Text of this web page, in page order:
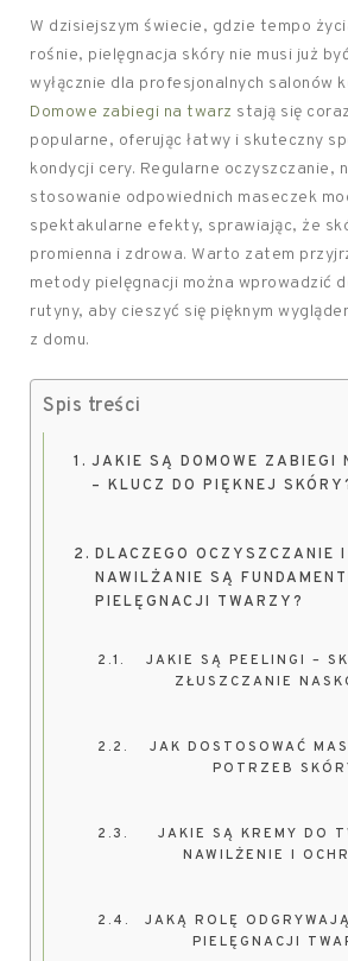
W dzisiejszym świecie, gdzie tempo
rośnie, pielęgnacja skóry nie musi już
wyłącznie dla profesjonalnych salonów
Domowe zabiegi na twarz stają się
popularne, oferując łatwy i skuteczny
kondycji cery. Regularne oczyszczanie,
stosowanie odpowiednich maseczek
spektakularne efekty, sprawiając, że
promienna i zdrowa. Warto zatem
metody pielęgnacji można wprowadzić
rutyny, aby cieszyć się pięknym
z domu.
Spis treści
JAKIE SĄ DOMOWE ZABIEGI
– KLUCZ DO PIĘKNEJ
DLACZEGO OCZYSZCZANIE I
NAWILŻANIE SĄ
PIELĘGNACJI TWARZY?
JAKIE SĄ PEELINGI –
ZŁUSZCZANIE
JAK DOSTOSOWAĆ
POTRZEB
JAKIE SĄ KREMY DO
NAWILŻENIE I
JAKĄ ROLĘ
PIELĘGNACJI